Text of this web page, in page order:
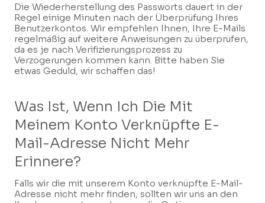
Die Wiederherstellung des Passworts dauert in der
Regel einige Minuten nach der Überprüfung Ihres
Benutzerkontos. Wir empfehlen Ihnen, Ihre E-Mails
regelmäßig auf weitere Anweisungen zu überprüfen,
da es je nach Verifizierungsprozess zu
Verzögerungen kommen kann. Bitte haben Sie
etwas Geduld, wir schaffen das!
Was Ist, Wenn Ich Die Mit
Meinem Konto Verknüpfte E-
Mail-Adresse Nicht Mehr
Erinnere?
Falls wir die mit unserem Konto verknüpfte E-Mail-
Adresse nicht mehr finden, sollten wir uns an den